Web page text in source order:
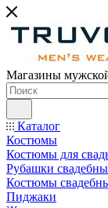
Магазины
Каталог
Костюмы
Костюмы для
Рубашки
Костюмы
Пиджаки